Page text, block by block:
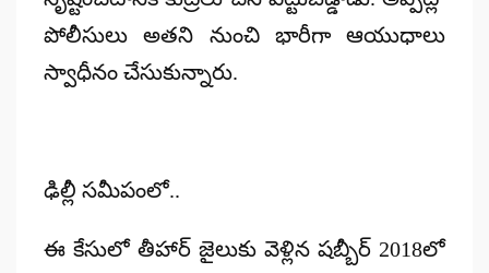
పోలీసులు అతని నుంచి భారీగా ఆయుధాలు
స్వాధీనం చేసుకున్నారు.
ఢిల్లీ సమీపంలో..
ఈ కేసులో తీహార్ జైలుకు వెళ్లిన షబ్బీర్ 2018లో